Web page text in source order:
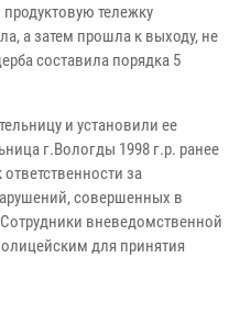
тележку
а затем прошла к выходу, не
составила порядка 5
и установили ее
г.Вологды 1998 г.р. ранее
за
совершенных в
вневедомственной
для принятия